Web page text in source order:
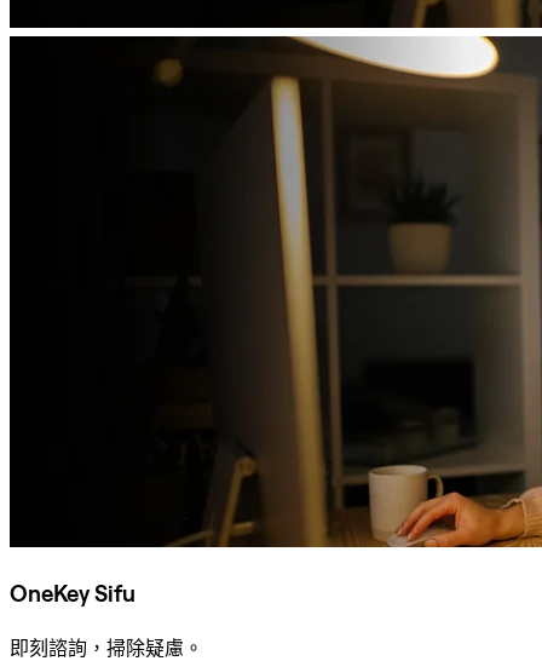
OneKey Sifu
即刻諮詢，掃除疑慮。